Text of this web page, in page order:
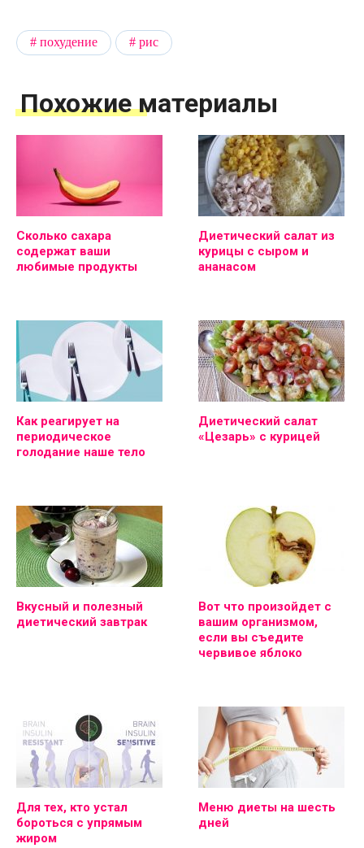
похудение рис
Похожие материалы
Сколько сахара
содержат ваши
любимые продукты
Диетический салат из
курицы с сыром и
ананасом
Как реагирует на
периодическое
голодание наше тело
Диетический салат
«Цезарь» с курицей
Вкусный и полезный
диетический завтрак
Вот что произойдет с
вашим организмом,
если вы съедите
червивое яблоко
Для тех, кто устал
бороться с упрямым
жиром
Меню диеты на шесть
дней